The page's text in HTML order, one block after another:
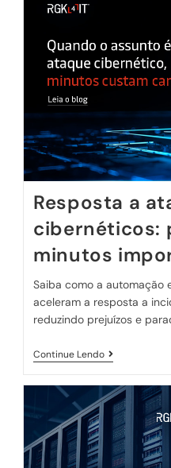
Resposta a
cibernéticos:
minutos
Saiba como a automação
aceleram a resposta a
reduzindo prejuízos e
Continue Lendo